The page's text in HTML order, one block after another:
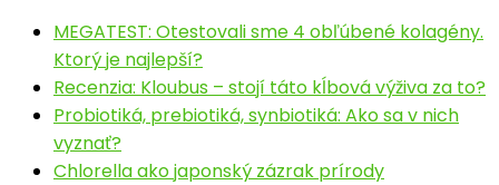
MEGATEST: Otestovali sme 4 obľúbené kolagény.
Ktorý je najlepší?
Recenzia: Kloubus – stojí táto kĺbová výživa za to?
Probiotiká, prebiotiká, synbiotiká: Ako sa v nich
vyznať?
Chlorella ako japonský zázrak prírody